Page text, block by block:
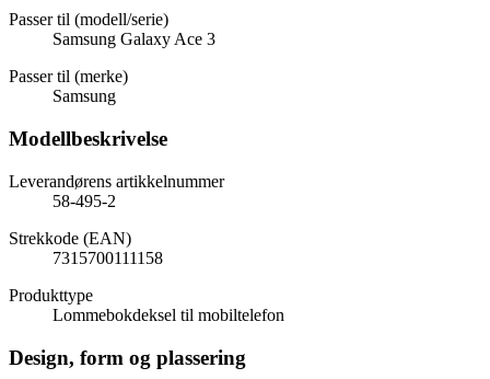
Passer til (modell/serie)
Samsung Galaxy Ace 3
Passer til (merke)
Samsung
Modellbeskrivelse
Leverandørens artikkelnummer
58-495-2
Strekkode (EAN)
7315700111158
Produkttype
Lommebokdeksel til mobiltelefon
Design, form og plassering